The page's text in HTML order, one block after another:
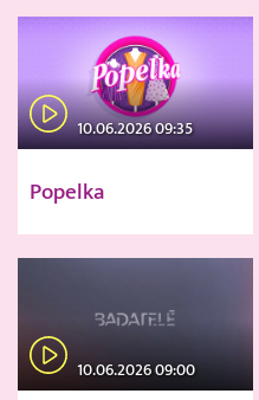
10.06.2026 09:35
Popelka
10.06.2026 09:00